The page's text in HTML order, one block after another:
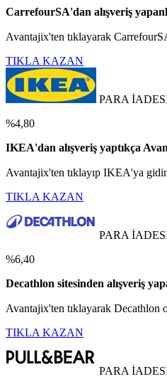
CarrefourSA'dan alışveriş
Avantajix'ten tıklayarak
TIKLA KAZAN
PARA
%4,80
IKEA'dan alışveriş yaptıkça
Avantajix'ten tıklayıp IKEA'ya
TIKLA KAZAN
PARA
%6,40
Decathlon sitesinden alışveriş
Avantajix'ten tıklayarak Decathlon
TIKLA KAZAN
PARA